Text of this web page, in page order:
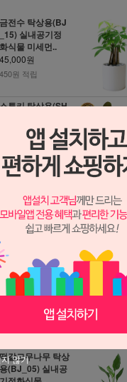
금전수 탁상용(BJ
_15) 실내공기정
화식물 미세먼..
45,000원
450원 적립
투키 탁상용(SH
화식물 미세먼..
45,000원
450원 적립
(g_133) 축하화분
배달 개업..
49,000원
원 적립
홍콩야자 탁상용
(BJ_09) 축하화분
달 개업 거..
갈고무나무 탁상
(BJ_05) 실내공
않기